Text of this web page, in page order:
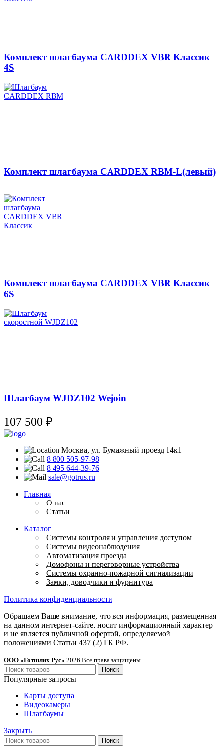
Комплект шлагбаума CARDDEX VBR Классик
4S
Комплект шлагбаума CARDDEX RBM-L(левый)
Комплект шлагбаума CARDDEX VBR Классик
6S
Шлагбаум WJDZ102 Wejoin
107 500 ₽
Москва, ул. Бумажный проезд 14к1
8 800 505-97-98
8 495 644-39-76
sale@gotrus.ru
Главная
О нас
Статьи
Каталог
Системы контроля и управления доступом
Системы видеонаблюдения
Автоматизация проезда
Домофоны и переговорные устройства
Системы охранно-пожарной сигнализации
Замки, доводчики и фурнитура
Политика конфиденциальности
Обращаем Ваше внимание, что вся информация, размещенная
на данном интернет-сайте, носит информационный характер
и не является публичной офертой, определяемой
положениями Статьи 437 (2) ГК РФ.
ООО «Готшлих Рус» 2026 Все права защищены.
Поиск
Популярные запросы
Карты доступа
Видеокамеры
Шлагбаумы
Закрыть
Поиск